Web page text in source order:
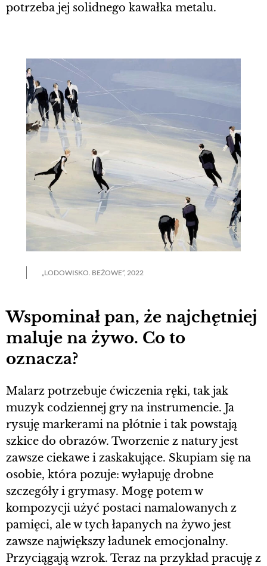
potrzeba jej solidnego kawałka metalu.
„LODOWISKO. BEŻOWE”, 2022
Wspominał pan, że najchętniej
maluje na żywo. Co to
oznacza?
Malarz potrzebuje ćwiczenia ręki, tak jak
muzyk codziennej gry na instrumencie. Ja
rysuję markerami na płótnie i tak powstają
szkice do obrazów. Tworzenie z natury jest
zawsze ciekawe i zaskakujące. Skupiam się na
osobie, która pozuje: wyłapuję drobne
szczegóły i grymasy. Mogę potem w
kompozycji użyć postaci namalowanych z
pamięci, ale w tych łapanych na żywo jest
zawsze największy ładunek emocjonalny.
Przyciągają wzrok. Teraz na przykład pracuję z